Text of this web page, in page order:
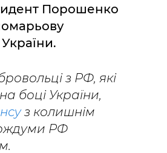
Порошенко
з РФ, які
боці України,
з колишнім
РФ